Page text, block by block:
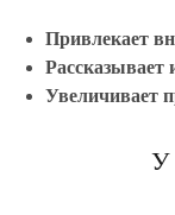
Привлекает
Рассказывает
Увеличивает
У